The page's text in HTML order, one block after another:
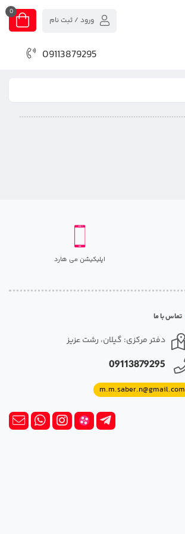
0
ورود / ثبت نام
09113879295
اپلیکیشن می هارد
تماس با ما
دفتر مرکزی: گیلان، رشت عزیز
09113879295
m.m.saber.n@gmail.com